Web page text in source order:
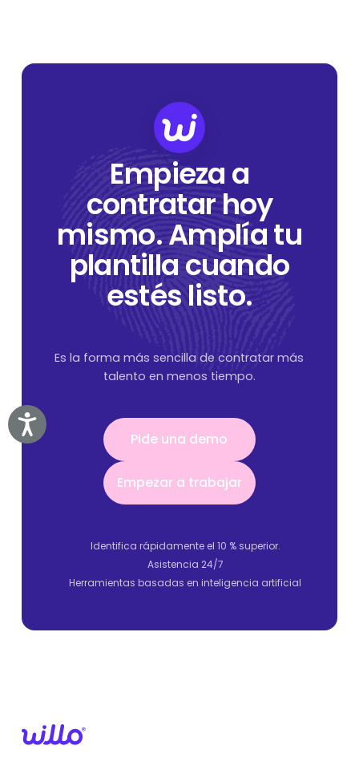
Accessibility
Empieza a
contratar hoy
mismo. Amplía tu
plantilla cuando
estés listo.
Es la forma más sencilla de contratar más
talento en menos tiempo.
Pide una demo
Pide una demo
Empezar a trabajar
Empezar a trabajar
Identifica rápidamente el 10 % superior.
Asistencia 24/7
Herramientas basadas en inteligencia artificial